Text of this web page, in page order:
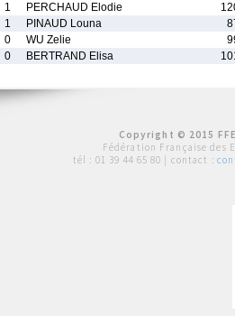
1 PERCHAUD Elodie
1 PINAUD Louna
0 WU Zelie
0 BERTRAND Elisa
Copyright © 2015
Fédération Française des
tél : 01 39 44 65 80 | contact :